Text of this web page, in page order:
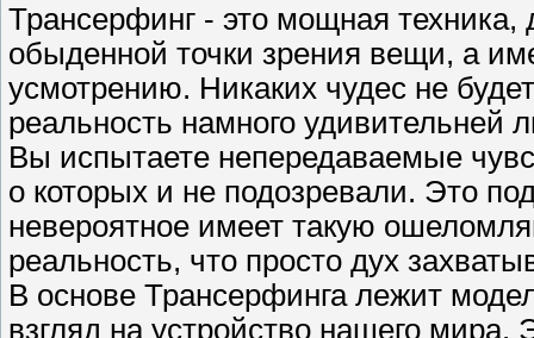
Трансерфинг - это мощная
обыденной точки зрения вещи, а
усмотрению. Никаких чудес не
реальность намного удивительней
Вы испытаете непередаваемые
о которых и не подозревали. Это
невероятное имеет такую
реальность, что просто дух
В основе Трансерфинга лежит
взгляд на устройство нашего